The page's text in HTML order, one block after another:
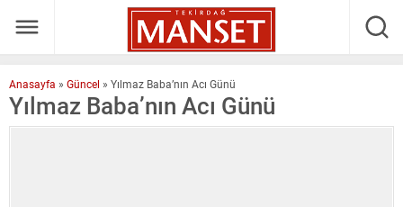
Anasayfa » Güncel » Yılmaz Baba’nın Acı Günü
Yılmaz Baba’nın Acı Günü